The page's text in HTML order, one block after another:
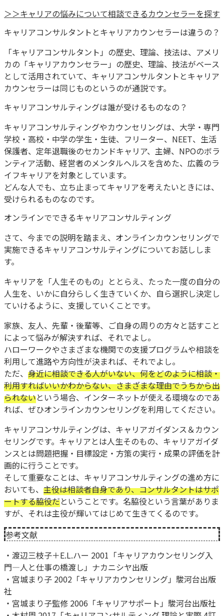
＞＞キャリアの悩みについて相談できるカウンセラーを探す
キャリアコンサルタントとキャリアカウンセラーは違うの？
「キャリアコンサルタント」の歴史、理論、技法は、アメリ
カの「キャリアカウンセラー」の歴史、理論、技法がベース
として活用されていて、キャリアコンサルタントとキャリア
カウンセラーは同じものというのが通説です。
キャリアコンサルティングは誰が受けるものなの？
キャリアコンサルティングやカウンセリングは、大学・専門
学校・高校・中学の学生・生徒、フリーター、NEET、生活
保護者、定年退職後のセカンドキャリア、主婦、NPOのボラ
ンティア活動、経営者のメンタルヘルスを含めた、広義のラ
イフキャリアを対象としています。
どんな人でも、立ち止まってキャリアを考えたいときには、
受けられるものなのです。
オンラインでできるキャリアコンサルティング
さて、今までの説明を踏まえ、オンラインカウンセリングで
実施できるキャリアコンサルティングについてお話ししま
す。
キャリアを「人生そのもの」ととらえ、たった一度の自分の
人生を、いかに自分らしく生きていくか、自ら選択し決定し
ていけるように、支援していくことです。
家族、友人、先輩・後輩等、ご自身の周りの方々と話すこと
によって悩みが解決すれば、それでよし。
ハローワークやさまざまな機関での支援プログラムや相談を
利用して進路や方向性が決まれば、それでよし。
ただ、 身近に相談できる人がいない、何をどのように相談・
利用すればいいかわからない、さまざまな理由でうちから出
られないという場合、インターネットが使える環境なのであ
れば、ぜひオンラインカウンセリングを利用してください。
キャリアコンサルティングは、キャリアガイダンス＆カウン
セリングです。キャリアとは人生そのもの、キャリアガイダ
ンスとは問題把握・目標設定・方策の実行・成果の評価を計
画的に行うことです。
そして重要なことは、キャリアコンサルティングの進め方に
おいても、 主役は相談者自身であり、コンサルタントはサポ
ートする脇役だということです。名脇役という言葉がありま
すが、それは主役が輝いてはじめて生きてくるのです。
参考文献
・渡辺三枝子＋E.L.ハー 2001「キャリアカウンセリング入
門―人と仕事の橋渡し」ナカニシヤ出版
・宮城まり子 2002「キャリアカウンセリング」駿河台出版
社
・宮城まり子監修 2006「キャリアサポート」駿河台出版社